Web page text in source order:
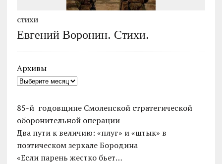
СТИХИ
Евгений Воронин. Стихи.
Архивы
85-й годовщине Смоленской стратегической
оборонительной операции
Два пути к величию: «плуг» и «штык» в
поэтическом зеркале Бородина
«Если парень жестко бьет…